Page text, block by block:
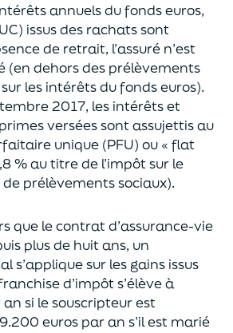
annuels du fonds euros,
issus des rachats sont
de retrait, l’assuré n’est
(en dehors des prélèvements
les intérêts du fonds euros).
2017, les intérêts et
verséessont assujettis au
unique (PFU) ou « flat
% au titre de l’impôt sur le
prélèvements sociaux).
que le contrat d’assurance-vie
plus de huit ans, un
s’applique sur les gains issus
d’impôts’élève à
si le souscripteurest
euros par an s’il est marié